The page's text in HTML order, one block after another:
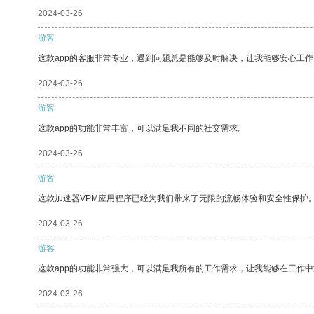
2024-03-26
游客
这款app的客服非常专业，遇到问题总是能够及时解决，让我能够安心工作
2024-03-26
游客
这款app的功能非常丰富，可以满足我不同的社交需求。
2024-03-26
游客
这款加速器VPM应用程序已经为我们带来了无限的流畅体验和安全性保护。
2024-03-26
游客
这款app的功能非常强大，可以满足我所有的工作需求，让我能够在工作中
2024-03-26